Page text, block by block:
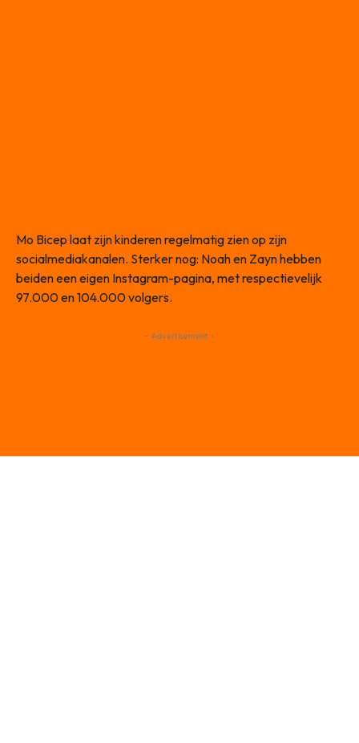
Mo Bicep laat zijn kinderen regelmatig zien op zijn
socialmediakanalen. Sterker nog: Noah en Zayn hebben
beiden een eigen Instagram-pagina, met respectievelijk
97.000 en 104.000 volgers.
- Advertisement -